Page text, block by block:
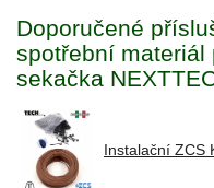
Doporučené
spotřební materiál
sekačka
Instalační ZCS